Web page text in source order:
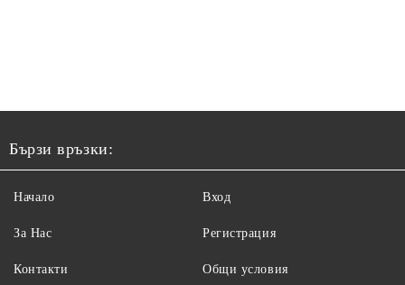
Бързи връзки:
Начало
За Нас
Контакти
Вход
Регистрация
Общи условия